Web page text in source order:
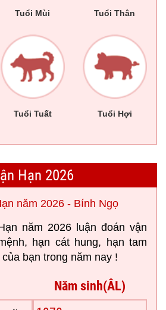
Tuổi Mùi Tuổi Thân
Tuổi Tuất Tuổi Hợi
Hạn 2026
năm 2026 - Bính Ngọ
năm 2026 luận đoán vận
hạn cát hung, hạn tam
bạn trong năm nay !
Năm sinh(ÂL)